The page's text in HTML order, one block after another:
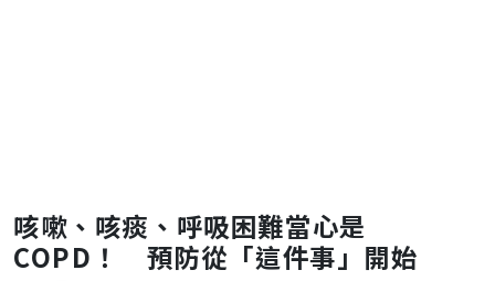
咳嗽、咳痰、呼吸困難當心是
COPD！ 預防從「這件事」開始